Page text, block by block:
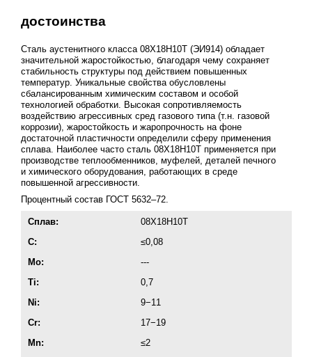
достоинства
Сталь аустенитного класса 08Х18Н10Т (ЭИ914) обладает
значительной жаростойкостью, благодаря чему сохраняет
стабильность структуры под действием повышенных
температур. Уникальные свойства обусловлены
сбалансированным химическим составом и особой
технологией обработки. Высокая сопротивляемость
воздействию агрессивных сред газового типа (т.н. газовой
коррозии), жаростойкость и жаропрочность на фоне
достаточной пластичности определили сферу применения
сплава. Наиболее часто сталь 08Х18Н10Т применяется при
производстве теплообменников, муфелей, деталей печного
и химического оборудования, работающих в среде
повышенной агрессивности.
Процентный состав ГОСТ 5632–72.
Сплав:
08Х18Н10Т
C:
≤0,08
Mo:
---
Ti:
0,7
Ni:
9−11
Cr:
17−19
Mn:
≤2